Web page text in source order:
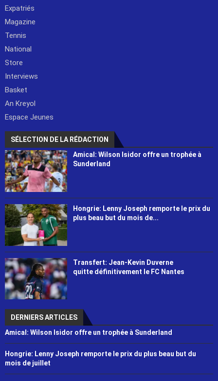
Expatriés
Magazine
Tennis
National
Store
Interviews
Basket
An Kreyol
Espace Jeunes
SÉLECTION DE LA RÉDACTION
Amical: Wilson Isidor offre un trophée à
Sunderland
Hongrie: Lenny Joseph remporte le prix du
plus beau but du mois de...
Transfert: Jean-Kevin Duverne
quitte définitivement le FC Nantes
DERNIERS ARTICLES
Amical: Wilson Isidor offre un trophée à Sunderland
Hongrie: Lenny Joseph remporte le prix du plus beau but du
mois de juillet